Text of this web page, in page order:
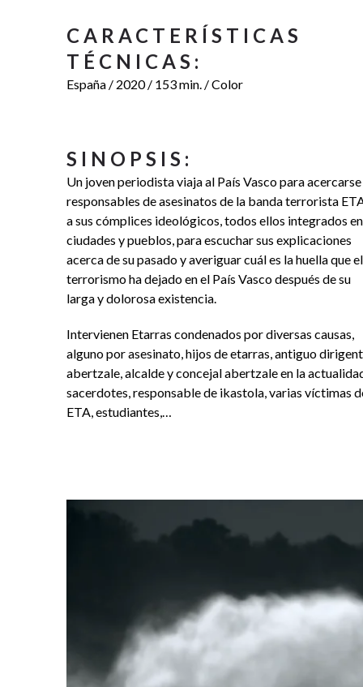
CARACTERÍSTICAS
TÉCNICAS:
España / 2020 / 153 min. / Color
SINOPSIS:
Un joven periodista viaja al País Vasco para acercarse
responsables de asesinatos de la banda terrorista
a sus cómplices ideológicos, todos ellos integrados en
ciudades y pueblos, para escuchar sus explicaciones
acerca de su pasado y averiguar cuál es la huella que el
terrorismo ha dejado en el País Vasco después de su
larga y dolorosa existencia.
Intervienen Etarras condenados por diversas causas,
alguno por asesinato, hijos de etarras, antiguo
abertzale, alcalde y concejal abertzale en la
sacerdotes, responsable de ikastola, varias víctimas
ETA, estudiantes,…